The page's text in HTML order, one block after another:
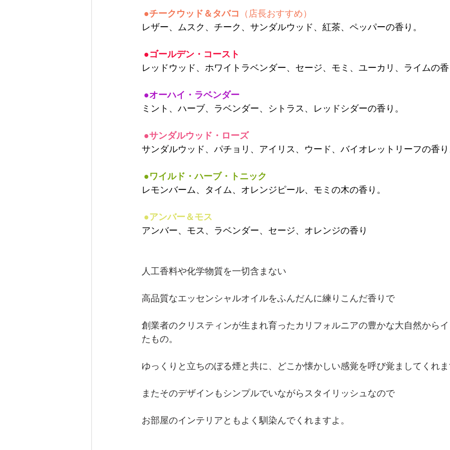
●チークウッド＆タバコ （店長おすすめ）
レザー、ムスク、チーク、サンダルウッド、紅茶、ペッパーの香り。
●ゴールデン・コースト
レッドウッド、ホワイトラベンダー、セージ、モミ、ユーカリ、ライムの
●オーハイ・ラベンダー
ミント、ハーブ、ラベンダー、シトラス、レッドシダーの香り。
●サンダルウッド・ローズ
サンダルウッド、パチョリ、アイリス、ウード、バイオレットリーフの香
●ワイルド・ハーブ・トニック
レモンバーム、タイム、オレンジピール、モミの木の香り。
●アンバー＆モス
アンバー、モス、ラベンダー、セージ、オレンジの香り
人工香料や化学物質を一切含まない
高品質なエッセンシャルオイルをふんだんに練りこんだ香りで
創業者のクリスティンが生まれ育ったカリフォルニアの豊かな大自然から
たもの。
ゆっくりと立ちのぼる煙と共に、どこか懐かしい感覚を呼び覚ましてくれ
またそのデザインもシンプルでいながらスタイリッシュなので
お部屋のインテリアともよく馴染んでくれますよ。